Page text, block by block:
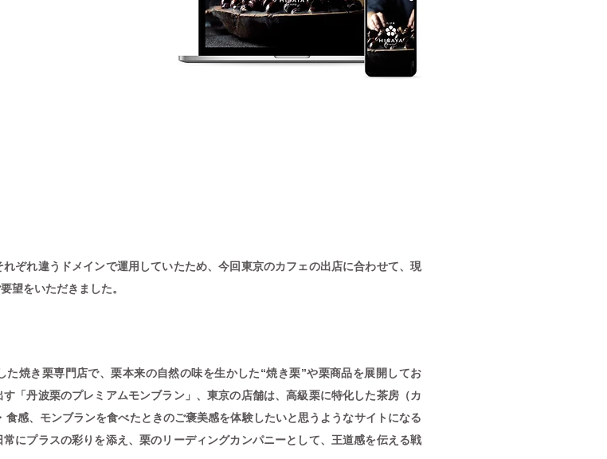
ぞれ違うドメインで運用していたため、今回東京のカフェの出店に合わせて、現
望をいただきました。
焼き栗専門店で、栗本来の自然の味を生かした“焼き栗”や栗商品を展開してお
「丹波栗のプレミアムモンブラン」、東京の店舗は、高級栗に特化した茶房（カ
感、モンブランを食べたときのご褒美感を体験したいと思うようなサイトになる
にプラスの彩りを添え、栗のリーディングカンパニーとして、王道感を伝える戦